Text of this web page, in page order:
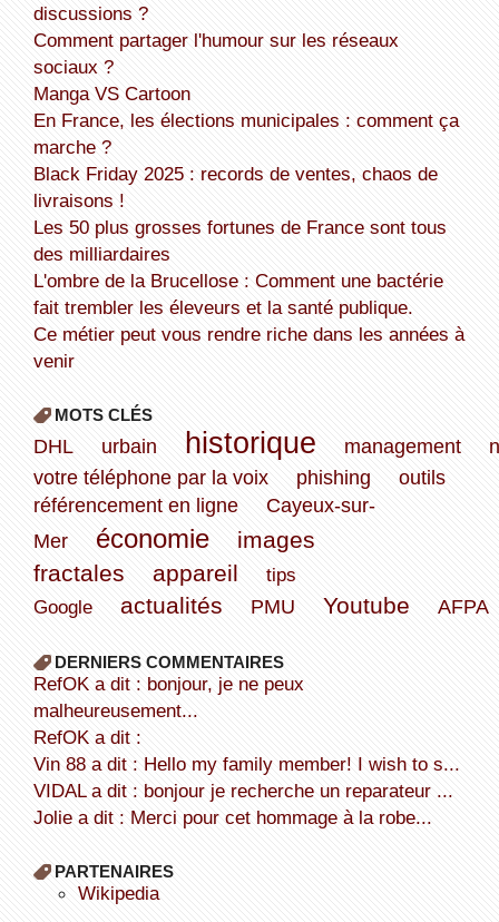
discussions ?
Comment partager l'humour sur les réseaux
sociaux ?
Manga VS Cartoon
En France, les élections municipales : comment ça
marche ?
Black Friday 2025 : records de ventes, chaos de
livraisons !
Les 50 plus grosses fortunes de France sont tous
des milliardaires
L'ombre de la Brucellose : Comment une bactérie
fait trembler les éleveurs et la santé publique.
Ce métier peut vous rendre riche dans les années à
venir
MOTS CLÉS
DHL urbain historique management
votre téléphone par la voix
phishing
outils
référencement en ligne
Cayeux-sur-
Mer
économie
images
fractales
appareil
tips
Google
actualités PMU Youtube AFPA
DERNIERS COMMENTAIRES
refOK a dit : bonjour, je ne peux
malheureusement...
refOK a dit :
Vin 88 a dit : Hello my family member! I wish to s...
VIDAL a dit : bonjour je recherche un reparateur ...
Jolie a dit : Merci pour cet hommage à la robe...
PARTENAIRES
wikipedia